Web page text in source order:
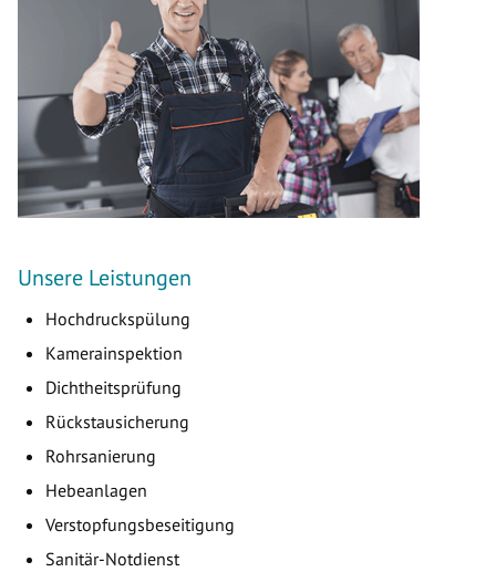
Unsere Leistungen
Hochdruckspülung
Kamerainspektion
Dichtheitsprüfung
Rückstausicherung
Rohrsanierung
Hebeanlagen
Verstopfungsbeseitigung
Sanitär-Notdienst